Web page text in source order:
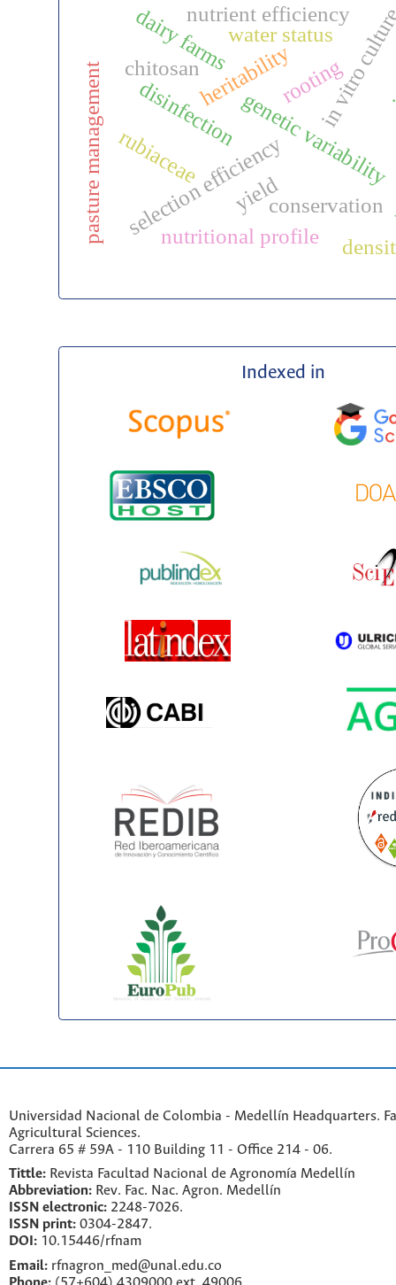
genetic variability
heritability
selection efficiency
yieldconservation
disinfection in vitro
rooting
rubiaceae
dairy farms
nutritional profile
chitosan
nutrient efficiency
pasture management
water status
Indexed in
Universidad Nacional de Colombia - Medellín Headquarters.
Agricultural Sciences.
Carrera 65 # 59A - 110 Building 11 - Office 214 - 06.
Tittle: Revista Facultad Nacional de Agronomía Medellín
Abbreviation: Rev. Fac. Nac. Agron. Medellín
ISSN electronic: 2248-7026.
ISSN print: 0304-2847.
DOI: 10.15446/rfnam
Email: rfnagron_med@unal.edu.co